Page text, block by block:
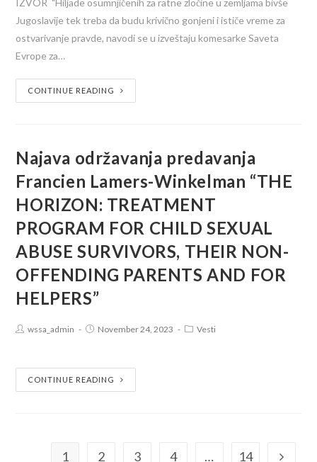
IZVOR "Hiljade osumnjičenih za ratne zločine u zemljama bivše
Jugoslavije tek treba da budu krivično gonjeni i ističe vreme za
ostvarivanje pravde, navodi se u izveštaju komesarke Saveta
Evrope za…
CONTINUE READING
Najava održavanja predavanja
Francien Lamers-Winkelman “THE
HORIZON: TREATMENT
PROGRAM FOR CHILD SEXUAL
ABUSE SURVIVORS, THEIR NON-
OFFENDING PARENTS AND FOR
HELPERS”
wssa_admin November 24, 2023 Vesti
CONTINUE READING
1 2 3 4 … 14